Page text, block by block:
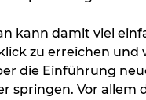
kann damit viel
zu erreichen und
die Einführung
springen. Vor allem